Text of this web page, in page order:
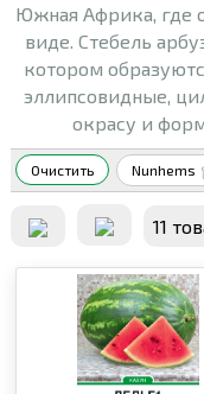
Южная Африка, где
виде. Стебель
котором
эллипсовидные,
окрасу и
Очистить Nunhems
11